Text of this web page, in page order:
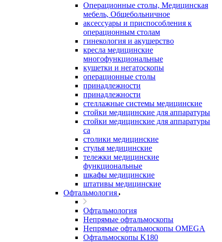
Операционные столы, Медицинская
мебель, Общебольничное
аксессуары и приспособления к
операционным столам
гинекология и акушерство
кресла медицинские
многофункциональные
кушетки и негатоскопы
операционные столы
принадлежности
принадлежности
стеллажные системы медицинские
стойки медицинские для аппаратуры
стойки медицинские для аппаратуры
са
столики медицинские
стулья медицинские
тележки медицинские
функциональные
шкафы медицинские
штативы медицинские
Офтальмология
Офтальмология
Непрямые офтальмоскопы
Непрямые офтальмоскопы OMEGA
Офтальмоскопы K180